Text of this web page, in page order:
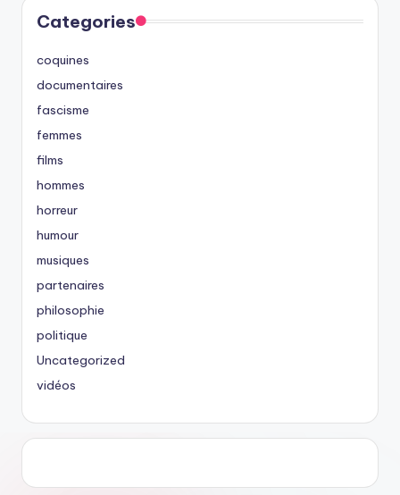
Categories
coquines
documentaires
fascisme
femmes
films
hommes
horreur
humour
musiques
partenaires
philosophie
politique
Uncategorized
vidéos